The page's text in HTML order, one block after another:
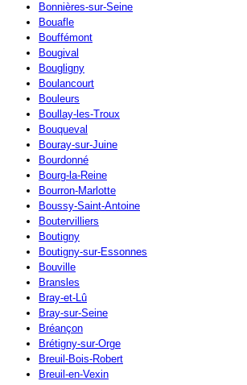
Bonnières-sur-Seine
Bouafle
Bouffémont
Bougival
Bougligny
Boulancourt
Bouleurs
Boullay-les-Troux
Bouqueval
Bouray-sur-Juine
Bourdonné
Bourg-la-Reine
Bourron-Marlotte
Boussy-Saint-Antoine
Boutervilliers
Boutigny
Boutigny-sur-Essonnes
Bouville
Bransles
Bray-et-Lû
Bray-sur-Seine
Bréançon
Brétigny-sur-Orge
Breuil-Bois-Robert
Breuil-en-Vexin